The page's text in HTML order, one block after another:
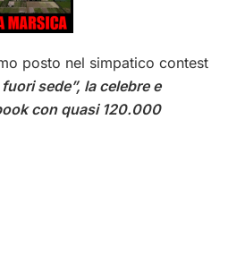
posto nel simpatico contest
fuori sede”, la celebre e
con quasi 120.000